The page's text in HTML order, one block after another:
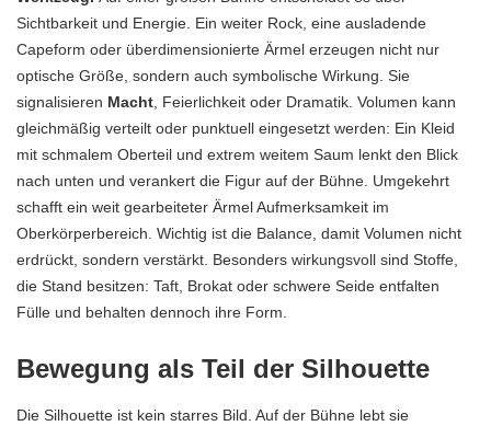
Sichtbarkeit und Energie. Ein weiter Rock, eine ausladende
Capeform oder überdimensionierte Ärmel erzeugen nicht nur
optische Größe, sondern auch symbolische Wirkung. Sie
signalisieren Macht , Feierlichkeit oder Dramatik. Volumen kann
gleichmäßig verteilt oder punktuell eingesetzt werden: Ein Kleid
mit schmalem Oberteil und extrem weitem Saum lenkt den Blick
nach unten und verankert die Figur auf der Bühne. Umgekehrt
schafft ein weit gearbeiteter Ärmel Aufmerksamkeit im
Oberkörperbereich. Wichtig ist die Balance, damit Volumen nicht
erdrückt, sondern verstärkt. Besonders wirkungsvoll sind Stoffe,
die Stand besitzen: Taft, Brokat oder schwere Seide entfalten
Fülle und behalten dennoch ihre Form.
Bewegung als Teil der Silhouette
Die Silhouette ist kein starres Bild. Auf der Bühne lebt sie